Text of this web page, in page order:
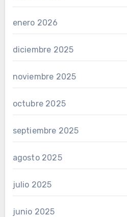
enero 2026
diciembre 2025
noviembre 2025
octubre 2025
septiembre 2025
agosto 2025
julio 2025
junio 2025